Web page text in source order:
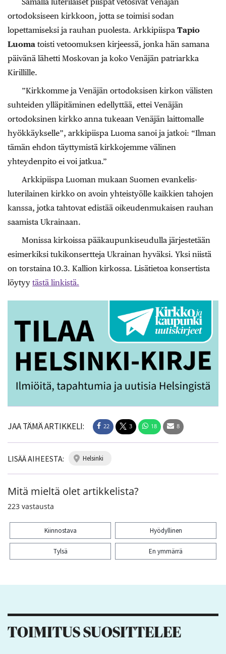
Samalla luterilaiset piispat vetosivat Venäjän
ortodoksiseen kirkkoon, jotta se toimisi sodan
lopettamiseksi ja rauhan puolesta. Arkkipiispa Tapio
Luoma toisti vetoomuksen kirjeessä, jonka hän samana
päivänä lähetti Moskovan ja koko Venäjän patriarkka
Kirillille.
”Kirkkomme ja Venäjän ortodoksisen kirkon välisten
suhteiden ylläpitäminen edellyttää, ettei Venäjän
ortodoksinen kirkko anna tukeaan Venäjän laittomalle
hyökkäykselle”, arkkipiispa Luoma sanoi ja jatkoi: “Ilman
tämän ehdon täyttymistä kirkkojemme välinen
yhteydenpito ei voi jatkua.”
Arkkipiispa Luoman mukaan Suomen evankelis-
luterilainen kirkko on avoin yhteistyölle kaikkien tahojen
kanssa, jotka tahtovat edistää oikeudenmukaisen rauhan
saamista Ukrainaan.
Monissa kirkoissa pääkaupunkiseudulla järjestetään
esimerkiksi tukikonsertteja Ukrainan hyväksi. Yksi niistä
on torstaina 10.3. Kallion kirkossa. Lisätietoa konsertista
löytyy tästä linkistä.
JAA TÄMÄ ARTIKKELI: 22 3 18 8
LISÄÄ AIHEESTA: helsinki
Mitä mieltä olet artikkelista?
223 vastausta
Kiinnostava Hyödyllinen
Tylsä En ymmärrä
TOIMITUS SUOSITTELEE